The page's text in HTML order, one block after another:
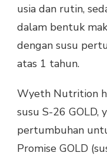
usia dan rutin,
dalam bentuk
dengan susu
atas 1 tahun.
Wyeth Nutrition
susu S-26 GOLD,
pertumbuhan
Promise GOLD